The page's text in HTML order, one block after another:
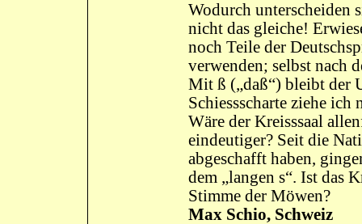
Wodurch unterscheiden
nicht das gleiche!
noch Teile der
verwenden; selbst nach
Mit ß („daß“) bleibt der
Schiessscharte ziehe ich
Wäre der Kreisssaal
eindeutiger? Seit die
abgeschafft haben,
dem „langen s“. Ist das
Stimme der Möwen?
Max Schio, Schweiz